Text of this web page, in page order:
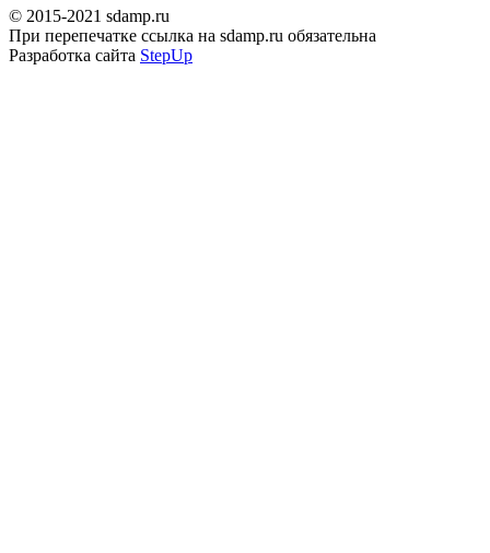
© 2015-2021 sdamp.ru
При перепечатке ссылка на sdamp.ru обязательна
Разработка сайта StepUp